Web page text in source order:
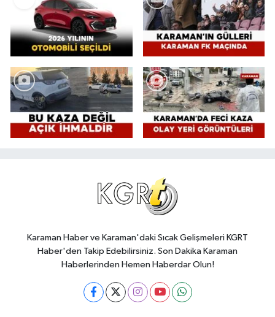
Karaman Haber ve Karaman'daki Sıcak Gelişmeleri KGRT
Haber'den Takip Edebilirsiniz. Son Dakika Karaman
Haberlerinden Hemen Haberdar Olun!